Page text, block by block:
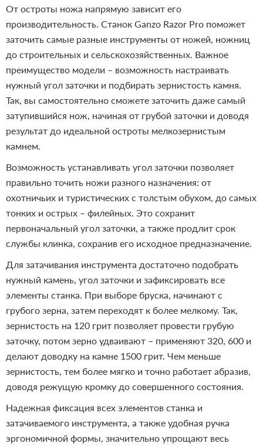
От остроты ножа напрямую зависит его
производительность. Станок Ganzo Razor Pro поможет
заточить самые разные инструменты от ножей, ножниц
до строительных и сельскохозяйственных. Важное
преимущество модели – возможность настраивать
нужный угол заточки и подбирать зернистость камня.
Так, вы самостоятельно сможете заточить даже самый
затупившийся нож, начиная от грубой заточки и доводя
результат до идеальной остроты мелкозернистым
камнем.
Возможность устанавливать угол заточки позволяет
правильно точить ножи разного назначения: от
охотничьих и туристических с толстым обухом, до самых
тонких и острых – филейных. Это сохранит
первоначальный угол заточки, а также продлит срок
службы клинка, сохранив его исходное предназначение.
Для затачивания инструмента достаточно подобрать
нужный камень, угол заточки и зафиксировать все
элементы станка. При выборе бруска, начинают с
грубого зерна, затем переходят к более мелкому. Так,
зернистость на 120 грит позволяет провести грубую
заточку, потом зерно удваивают – применяют 320, 600 и
делают доводку на камне 1500 грит. Чем меньше
зернистость, тем более мягко и точно работает абразив,
доводя режущую кромку до совершенного состояния.
Надежная фиксация всех элементов станка и
затачиваемого инструмента, а также удобная ручка
эргономичной формы, значительно упрощают весь